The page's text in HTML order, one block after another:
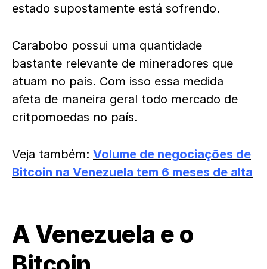
estado supostamente está sofrendo.
Carabobo possui uma quantidade
bastante relevante de mineradores que
atuam no país. Com isso essa medida
afeta de maneira geral todo mercado de
critpomoedas no país.
Veja também: Volume de negociações de
Bitcoin na Venezuela tem 6 meses de alta
A Venezuela e o